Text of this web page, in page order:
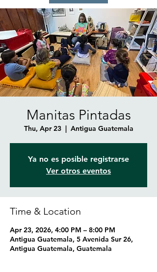
Manitas Pintadas
Thu, Apr 23
  |
Antigua Guatemala
Ya no es posible registrarse
Ver otros eventos
Time & Location
Apr 23, 2026, 4:00 PM – 8:00 PM
Antigua Guatemala, 5 Avenida Sur 26,
Antigua Guatemala, Guatemala